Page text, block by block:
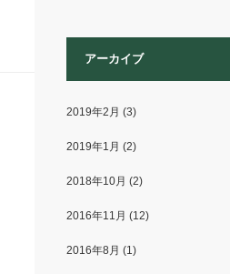
アーカイブ
2019年2月 (3)
2019年1月 (2)
2018年10月 (2)
2016年11月 (12)
2016年8月 (1)